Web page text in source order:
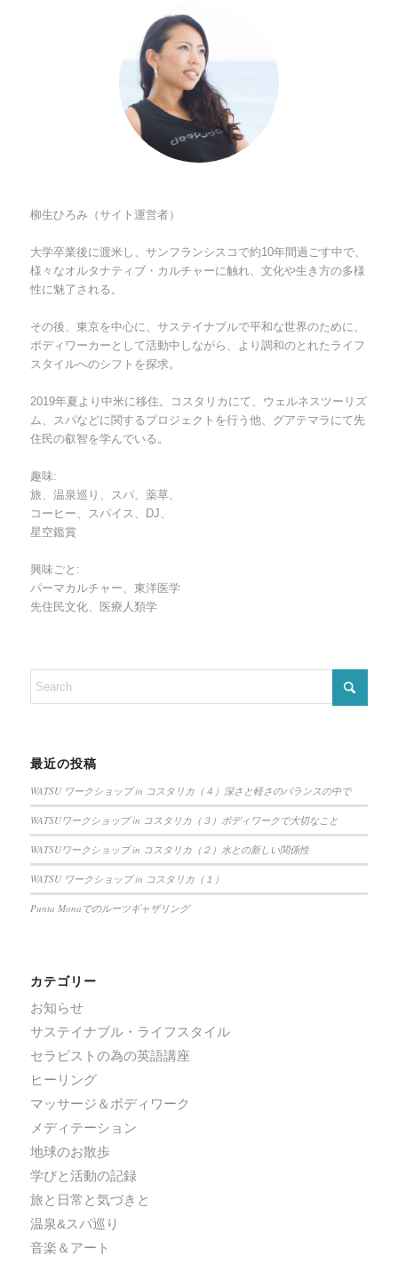
柳生ひろみ（サイト運営者）
大学卒業後に渡米し、サンフランシスコで約10年間過ごす中で、
様々なオルタナティブ・カルチャーに触れ、文化や生き方の多様
性に魅了される。
その後、東京を中心に、サステイナブルで平和な世界のために、
ボディワーカーとして活動中しながら、より調和のとれたライフ
スタイルへのシフトを探求。
2019年夏より中米に移住。コスタリカにて、ウェルネスツーリズ
ム、スパなどに関するプロジェクトを行う他、グアテマラにて先
住民の叡智を学んでいる。
趣味:
旅、温泉巡り、スパ、薬草、
コーヒー、スパイス、DJ、
星空鑑賞
興味ごと:
パーマカルチャー、東洋医学
先住民文化、医療人類学
最近の投稿
WATSU ワークショップ in コスタリカ（４）深さと軽さのバランスの中で
WATSUワークショップ in コスタリカ（３）ボディワークで大切なこと
WATSUワークショップ in コスタリカ（２）水との新しい関係性
WATSU ワークショップ in コスタリカ（１）
Punta Monaでのルーツギャザリング
カテゴリー
お知らせ
サステイナブル・ライフスタイル
セラピストの為の英語講座
ヒーリング
マッサージ＆ボディワーク
メディテーション
地球のお散歩
学びと活動の記録
旅と日常と気づきと
温泉&スパ巡り
音楽＆アート